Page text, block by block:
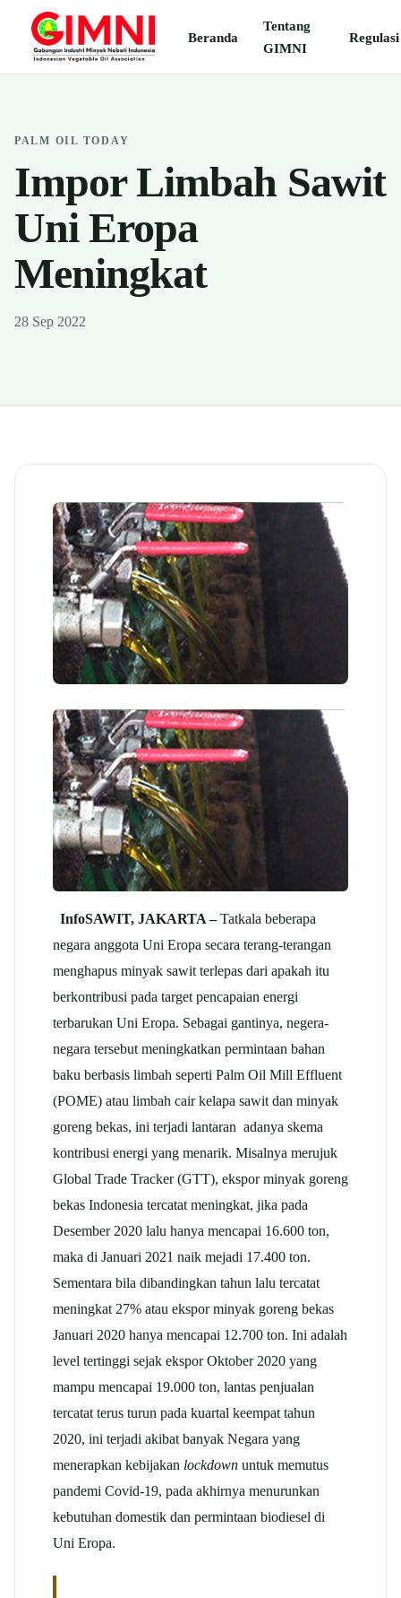
Beranda
Tentang
GIMNI
Regulasi
PALM OIL TODAY
Impor Limbah Sawit
Uni Eropa
Meningkat
28 Sep 2022
InfoSAWIT, JAKARTA –Tatkala beberapa
negara anggota Uni Eropa secara terang-terangan
menghapus minyak sawit terlepas dari apakah itu
berkontribusi pada target pencapaian energi
terbarukan Uni Eropa. Sebagai gantinya, negera-
negara tersebut meningkatkan permintaan bahan
baku berbasis limbah seperti Palm Oil Mill Effluent
(POME) atau limbah cair kelapa sawit dan minyak
goreng bekas, ini terjadi lantaran adanya skema
kontribusi energi yang menarik. Misalnya merujuk
Global Trade Tracker (GTT), ekspor minyak goreng
bekas Indonesia tercatat meningkat, jika pada
Desember 2020 lalu hanya mencapai 16.600 ton,
maka di Januari 2021 naik mejadi 17.400 ton.
Sementara bila dibandingkan tahun lalu tercatat
meningkat 27% atau ekspor minyak goreng bekas
Januari 2020 hanya mencapai 12.700 ton. Ini adalah
level tertinggi sejak ekspor Oktober 2020 yang
mampu mencapai 19.000 ton, lantas penjualan
tercatat terus turun pada kuartal keempat tahun
2020, ini terjadi akibat banyak Negara yang
menerapkan kebijakan lockdown untuk memutus
pandemi Covid-19, pada akhirnya menurunkan
kebutuhan domestik dan permintaan biodiesel di
Uni Eropa.